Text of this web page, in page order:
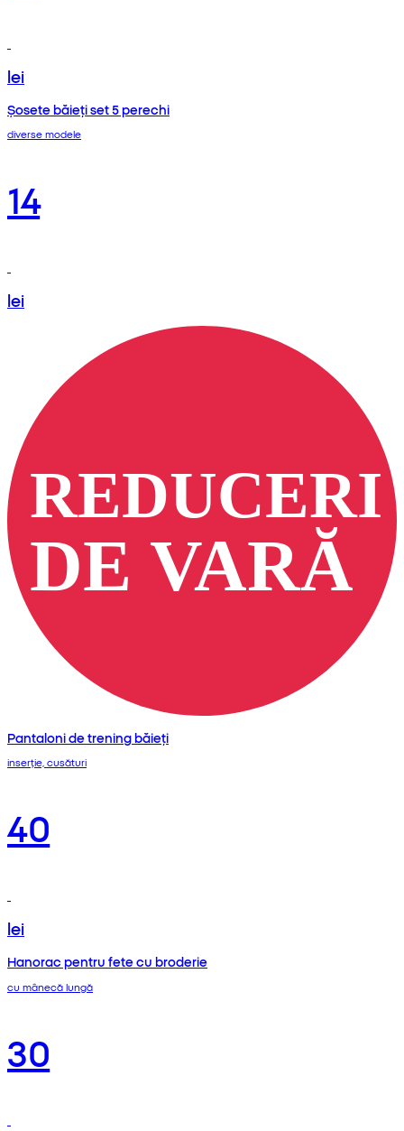
lei
Șosete băieți set 5 perechi
diverse modele
14
lei
Pantaloni de trening băieți
inserție, cusături
40
lei
Hanorac pentru fete cu broderie
cu mânecă lungă
30